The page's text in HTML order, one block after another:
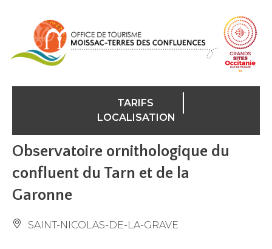
TARIFS
LOCALISATION
Observatoire ornithologique du
confluent du Tarn et de la
Garonne
SAINT-NICOLAS-DE-LA-GRAVE